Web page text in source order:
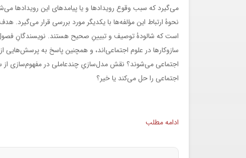
می‌گیرد که سبب وقوع رویدادها و یا پیامدهای این رویدادها
نحوۀ ارتباط این مؤلفه‌ها با یکدیگر مورد بررسی قرار
است که شالودۀ توصیف و تبیینِ صحیح هستند. نویسندگانِ فصول
سازوکارها در علوم اجتماعی‌اند، و همچنین پاسخ به
اجتماعی می‌شوند؟ نقش مدل‌سازیِ چندعاملی در مفهوم‌‌سازی از
اجتماعی را حل می‌کند یا خیر؟
ادامه مطلب